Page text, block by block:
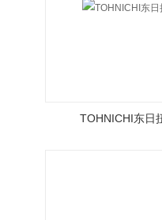
TOHNICHI东日